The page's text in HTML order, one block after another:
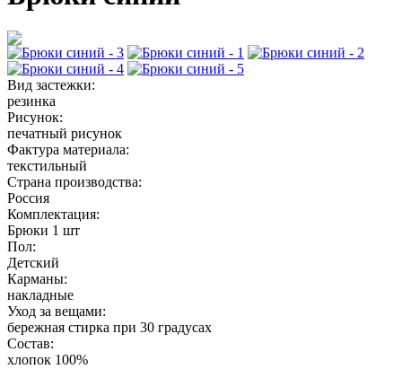
Вид застежки:
резинка
Рисунок:
печатный рисунок
Фактура материала:
текстильный
Страна производства:
Россия
Комплектация:
Брюки 1 шт
Пол:
Детский
Карманы:
накладные
Уход за вещами:
бережная стирка при 30 градусах
Состав:
хлопок 100%